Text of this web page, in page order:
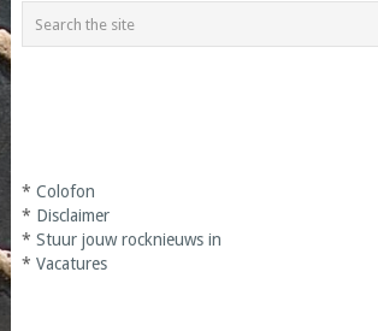
* Colofon
* Disclaimer
* Stuur jouw rocknieuws in
* Vacatures